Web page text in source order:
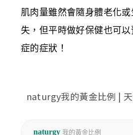
肌肉量雖然會隨身體老化
失，但平時做好保健也可
症的症狀！
naturgy我的黃金比例 |
naturgy 我的黃金比例